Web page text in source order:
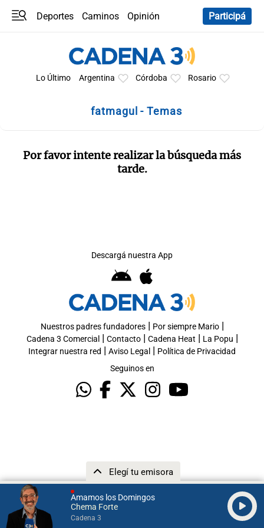
Amamos los Domingos
Chema Forte
Cadena 3
Elegí tu emisora
Deportes Caminos
Opinión
Participá
Lo Último Argentina Córdoba Rosario
fatmagul - Temas
Por favor intente realizar la búsqueda más
tarde.
Descargá nuestra App
Nuestros padres fundadores| Por siempre Mario|
Cadena 3 Comercial | Contacto| Cadena Heat | La Popu |
Integrar nuestra red | Aviso Legal | Política de Privacidad
Seguinos en